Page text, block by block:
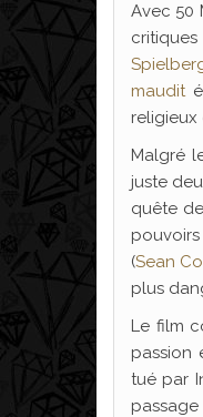
Avec 50
maudit
religieux
Malgré
juste
quête
pouvoirs
(Sean
plus
Le film
passion
tué par